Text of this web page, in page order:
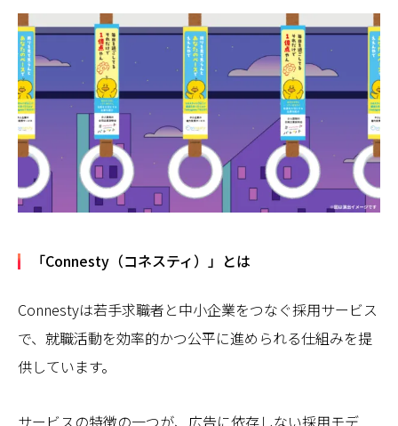
「Connesty（コネスティ）」とは
Connestyは若手求職者と中小企業をつなぐ採用サービス
で、就職活動を効率的かつ公平に進められる仕組みを提
供しています。